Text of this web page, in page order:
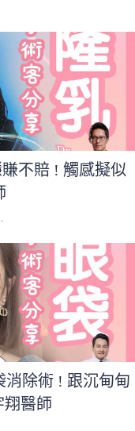
不賠 ! 觸感擬似
消除術 ! 跟沉甸甸
翔醫師